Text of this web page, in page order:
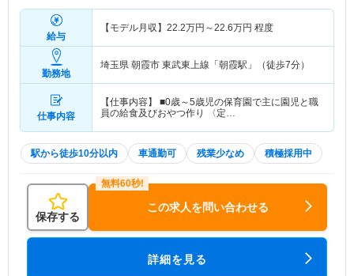
給与
【モデル月収】 22.2万円～22.6万円 程度
勤務地
埼玉県 朝霞市 東武東上線「朝霞駅」（徒歩7分）
仕事内容
【仕事内容】 ■0歳～5歳児の保育園で主に園児と職
員の給食及びおやつ作り 〈定…
駅から徒歩10分以内 車通勤可 残業少なめ 積極採用中
保存する
この求人を問い合わせる
詳細を見る